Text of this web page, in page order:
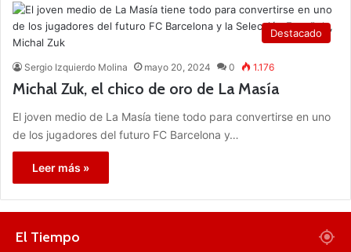
Destacado
Sergio Izquierdo Molina mayo 20, 2024 0 1.176
Michal Zuk, el chico de oro de La Masía
El joven medio de La Masía tiene todo para convertirse en uno
de los jugadores del futuro FC Barcelona y…
Leer más »
El Tiempo